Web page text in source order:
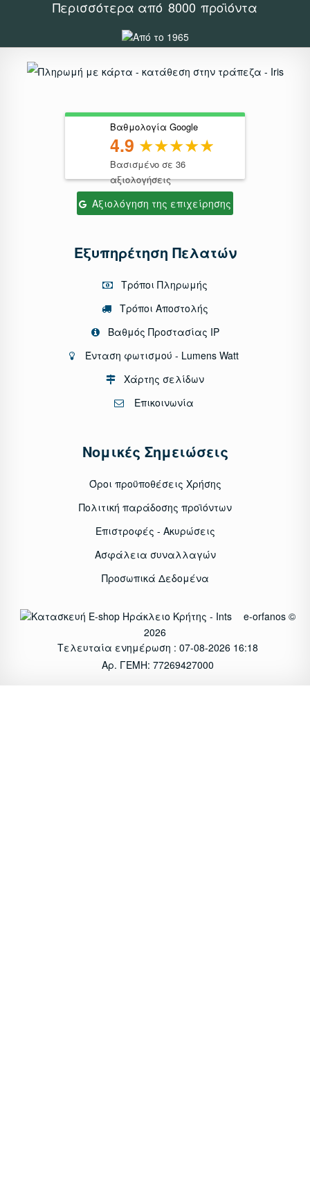
Περισσότερα από 8000 προϊόντα
Βαθμολογία Google
4.9
Βασισμένο σε 36
αξιολογήσεις
Αξιολόγηση της επιχείρησης
Εξυπηρέτηση Πελατών
Τρόποι Πληρωμής
Τρόποι Αποστολής
Βαθμός Προστασίας IP
Ένταση φωτισμού - Lumens Watt
Χάρτης σελίδων
Επικοινωνία
Νομικές Σημειώσεις
Όροι προϋποθέσεις Χρήσης
Πολιτική παράδοσης προϊόντων
Επιστροφές - Ακυρώσεις
Ασφάλεια συναλλαγών
Προσωπικά Δεδομένα
e-orfanos ©
2026
Τελευταία ενημέρωση : 07-08-2026 16:18
Αρ. ΓΕΜΗ: 77269427000